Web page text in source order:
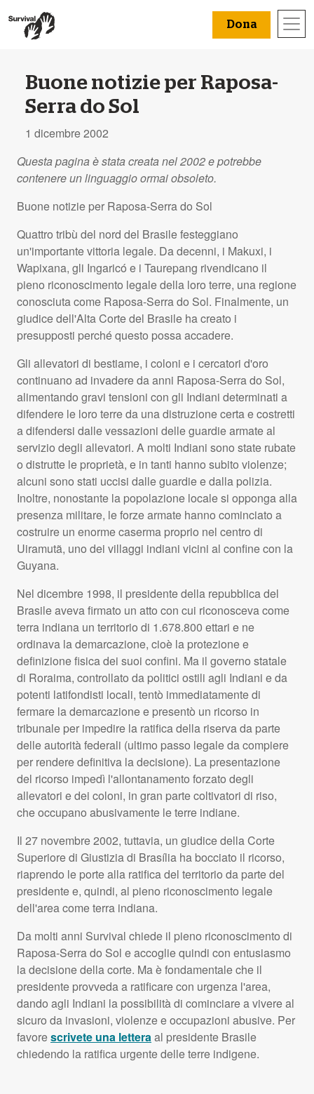
Dona
Buone notizie per Raposa-
Serra do Sol
1 dicembre 2002
Questa pagina è stata creata nel 2002 e potrebbe
contenere un linguaggio ormai obsoleto.
Buone notizie per Raposa-Serra do Sol
Quattro tribù del nord del Brasile festeggiano
un'importante vittoria legale. Da decenni, i Makuxi, i
Wapixana, gli Ingaricó e i Taurepang rivendicano il
pieno riconoscimento legale della loro terre, una regione
conosciuta come Raposa-Serra do Sol. Finalmente, un
giudice dell'Alta Corte del Brasile ha creato i
presupposti perché questo possa accadere.
Gli allevatori di bestiame, i coloni e i cercatori d'oro
continuano ad invadere da anni Raposa-Serra do Sol,
alimentando gravi tensioni con gli Indiani determinati a
difendere le loro terre da una distruzione certa e costretti
a difendersi dalle vessazioni delle guardie armate al
servizio degli allevatori. A molti Indiani sono state rubate
o distrutte le proprietà, e in tanti hanno subito violenze;
alcuni sono stati uccisi dalle guardie e dalla polizia.
Inoltre, nonostante la popolazione locale si opponga alla
presenza militare, le forze armate hanno cominciato a
costruire un enorme caserma proprio nel centro di
Uiramutã, uno dei villaggi indiani vicini al confine con la
Guyana.
Nel dicembre 1998, il presidente della repubblica del
Brasile aveva firmato un atto con cui riconosceva come
terra indiana un territorio di 1.678.800 ettari e ne
ordinava la demarcazione, cioè la protezione e
definizione fisica dei suoi confini. Ma il governo statale
di Roraima, controllato da politici ostili agli Indiani e da
potenti latifondisti locali, tentò immediatamente di
fermare la demarcazione e presentò un ricorso in
tribunale per impedire la ratifica della riserva da parte
delle autorità federali (ultimo passo legale da compiere
per rendere definitiva la decisione). La presentazione
del ricorso impedì l'allontanamento forzato degli
allevatori e dei coloni, in gran parte coltivatori di riso,
che occupano abusivamente le terre indiane.
Il 27 novembre 2002, tuttavia, un giudice della Corte
Superiore di Giustizia di Brasília ha bocciato il ricorso,
riaprendo le porte alla ratifica del territorio da parte del
presidente e, quindi, al pieno riconoscimento legale
dell'area come terra indiana.
Da molti anni Survival chiede il pieno riconoscimento di
Raposa-Serra do Sol e accoglie quindi con entusiasmo
la decisione della corte. Ma è fondamentale che il
presidente provveda a ratificare con urgenza l'area,
dando agli Indiani la possibilità di cominciare a vivere al
sicuro da invasioni, violenze e occupazioni abusive. Per
favorescrivete una lettera al presidente Brasile
chiedendo la ratifica urgente delle terre indigene.